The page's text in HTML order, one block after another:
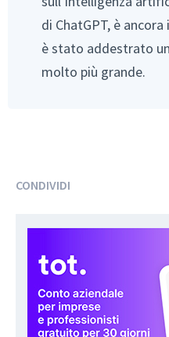
di ChatGPT, è
è stato addestrato
molto più grande.
CONDIVIDI